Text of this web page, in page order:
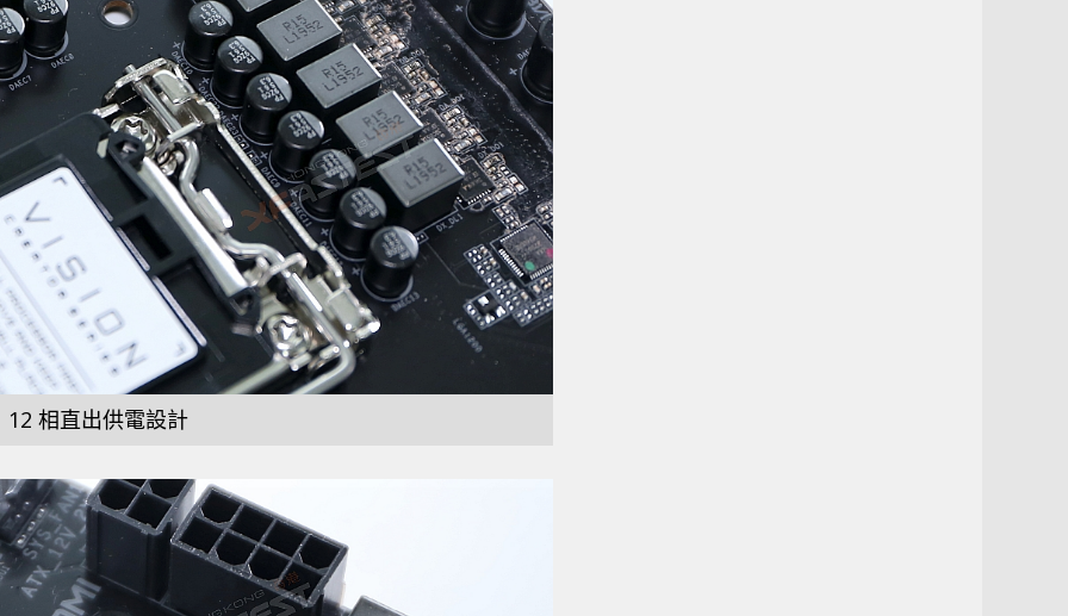
12 相直出供電設計